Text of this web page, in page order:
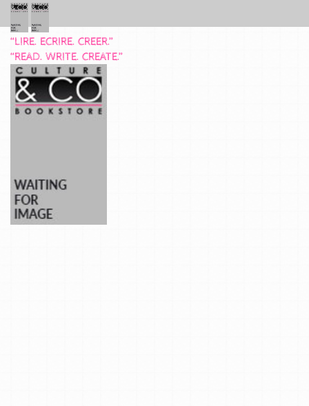
“LIRE. ECRIRE. CREER.”
“READ. WRITE. CREATE.”